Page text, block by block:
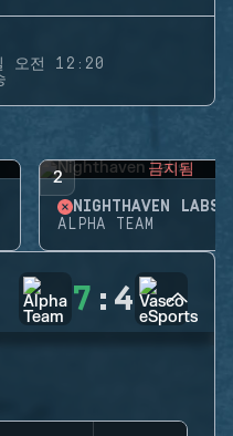
오전 12:20
2 금지됨
NIGHTHAVEN LABS
ALPHA TEAM
7 : 4